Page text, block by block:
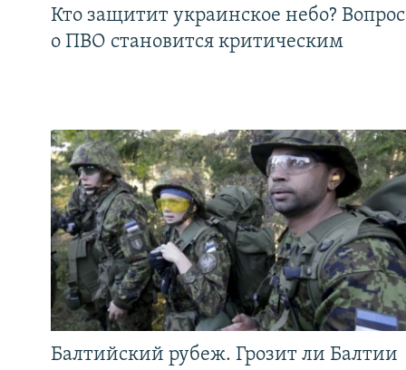
Кто защитит украинское небо? Вопрос
о ПВО становится критическим
Балтийский рубеж. Грозит ли Балтии